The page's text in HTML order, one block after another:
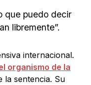
que puedo decir
libremente”.
internacional.
organismo de la
la sentencia. Su